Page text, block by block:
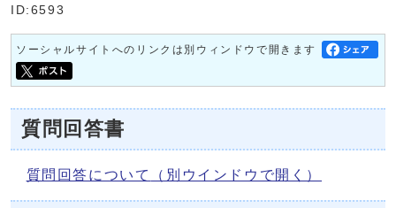
ID:6593
ソーシャルサイトへのリンクは別ウィンドウで開きます
質問回答書
質問回答について （別ウインドウで開く）